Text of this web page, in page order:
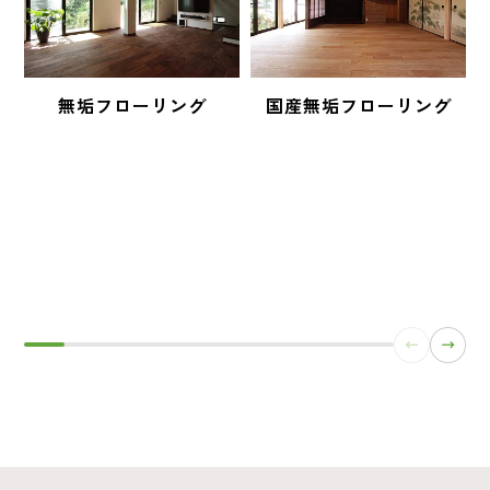
無垢フローリング 国産無垢フローリング